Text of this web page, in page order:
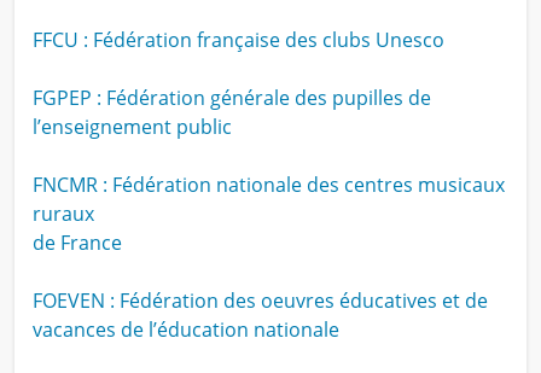
FFCU : Fédération française des clubs Unesco
FGPEP : Fédération générale des pupilles de
l’enseignement public
FNCMR : Fédération nationale des centres musicaux
ruraux
de France
FOEVEN : Fédération des oeuvres éducatives et de
vacances de l’éducation nationale